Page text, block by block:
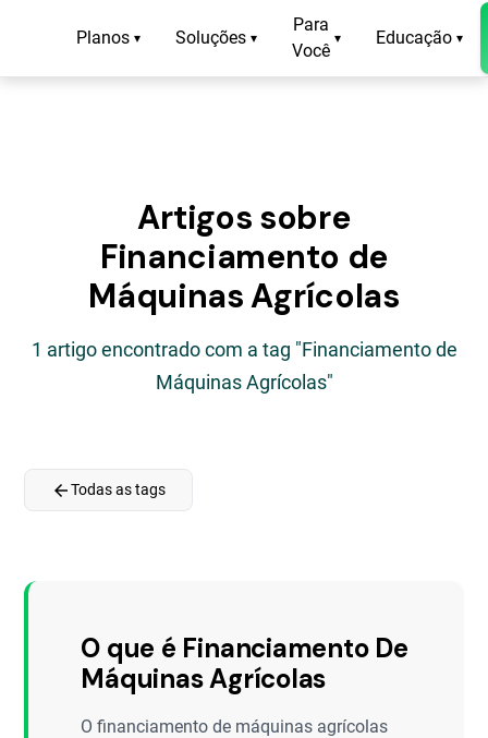
Planos ▾ Soluções ▾
Para
Você
▾ Educação ▾
Artigos sobre
Financiamento de
Máquinas Agrícolas
1 artigo encontrado com a tag "Financiamento de
Máquinas Agrícolas"
arrow_backTodas as tags
O que é Financiamento De
Máquinas Agrícolas
O financiamento de máquinas agrícolas